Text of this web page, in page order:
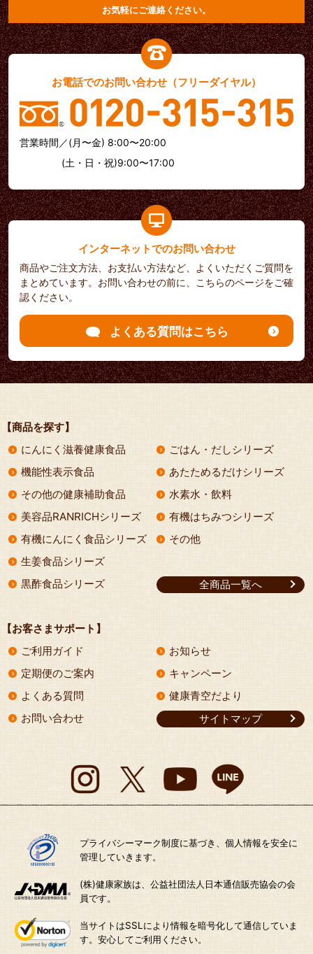
お気軽にご連絡ください。
お電話でのお問い合わせ（フリーダイヤル）
営業時間／(月〜金) 8:00〜20:00
(土・日・祝)9:00〜17:00
インターネットでのお問い合わせ
商品やご注文方法、お支払い方法など、よくいただくご質問を
まとめています。お問い合わせの前に、こちらのページをご確
認ください。
よくある質問はこちら
【商品を探す】
にんにく滋養健康食品
ごはん・だしシリーズ
機能性表示食品
あたためるだけシリーズ
その他の健康補助食品
水素水・飲料
美容品RANRICHシリーズ
有機はちみつシリーズ
有機にんにく食品シリーズ
その他
生姜食品シリーズ
黒酢食品シリーズ
全商品一覧へ
【お客さまサポート】
ご利用ガイド
お知らせ
定期便のご案内
キャンペーン
よくある質問
健康青空だより
お問い合わせ
サイトマップ
プライバシーマーク制度に基づき、個人情報を安全に
管理していきます。
(株)健康家族は、公益社団法人日本通信販売協会の会
員です。
当サイトはSSLにより情報を暗号化して通信していま
す。安心してご利用ください。